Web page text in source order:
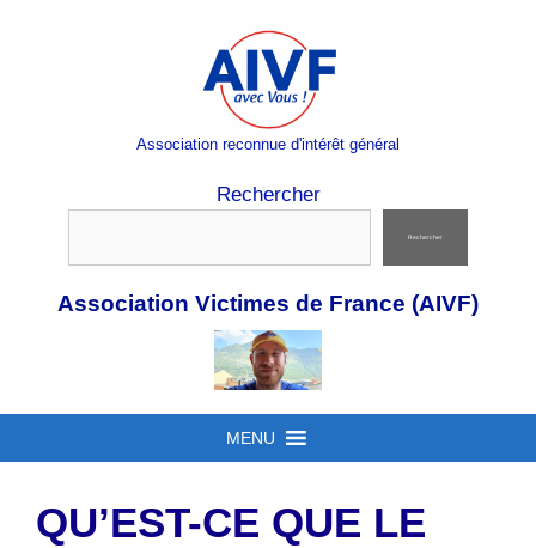
Association reconnue d'intérêt général
Rechercher
Rechercher
Association Victimes de France (AIVF)
MENU
QU’EST-CE QUE LE